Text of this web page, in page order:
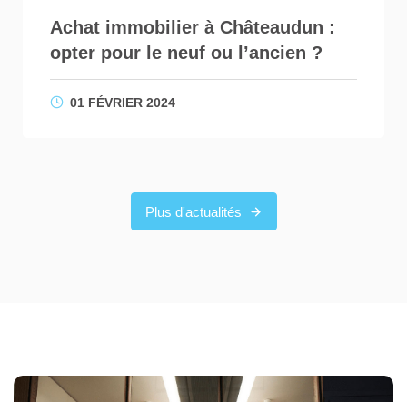
Achat immobilier à Châteaudun :
opter pour le neuf ou l’ancien ?
01 FÉVRIER 2024
Plus d'actualités